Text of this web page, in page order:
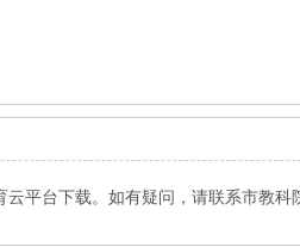
平台下载。如有疑问，请联系市教科